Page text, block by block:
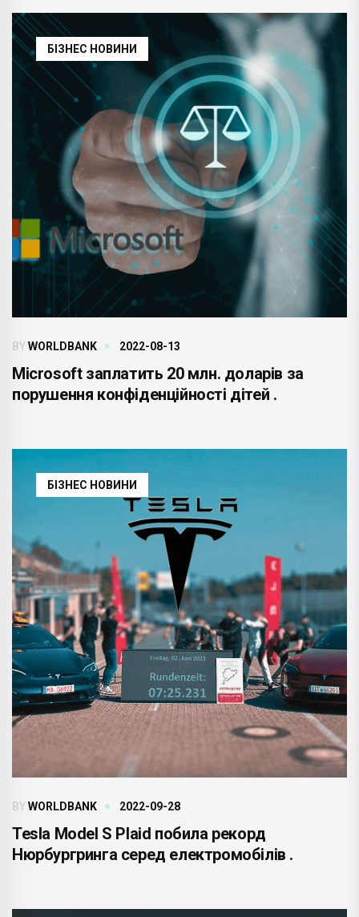
БІЗНЕС НОВИНИ
BYWORLDBANK 2022-08-13
Microsoft заплатить 20 млн. доларів за
порушення конфіденційності дітей .
БІЗНЕС НОВИНИ
BYWORLDBANK 2022-09-28
Tesla Model S Plaid побила рекорд
Нюрбургринга серед електромобілів .